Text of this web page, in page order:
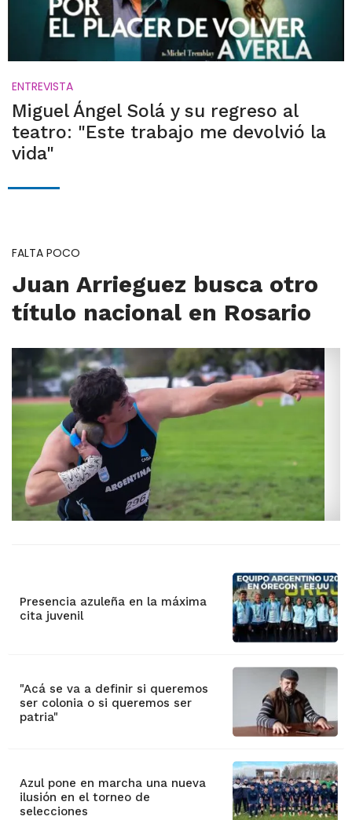
ENTREVISTA
Miguel Ángel Solá y su regreso al
teatro: "Este trabajo me devolvió la
vida"
FALTA POCO
Juan Arrieguez busca otro
título nacional en Rosario
Presencia azuleña en la máxima
cita juvenil
"Acá se va a definir si queremos
ser colonia o si queremos ser
patria"
Azul pone en marcha una nueva
ilusión en el torneo de
selecciones